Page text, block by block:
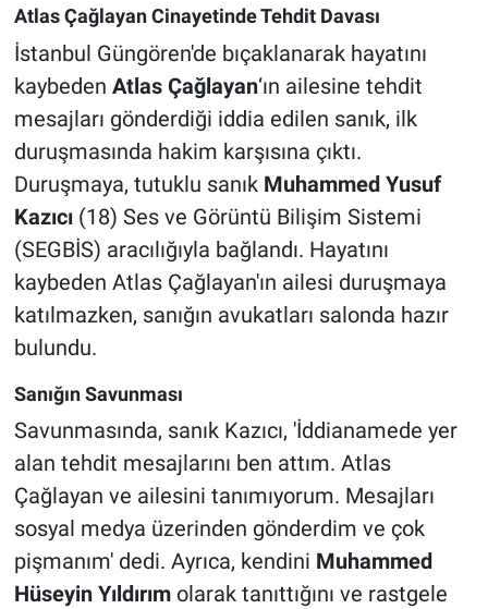
Atlas Çağlayan Cinayetinde Tehdit Davası
İstanbul Güngören'de bıçaklanarak hayatını
kaybeden Atlas Çağlayan‘ın ailesine tehdit
mesajları gönderdiği iddia edilen sanık, ilk
duruşmasında hakim karşısına çıktı.
Duruşmaya, tutuklu sanık Muhammed Yusuf
Kazıcı(18) Ses ve Görüntü Bilişim Sistemi
(SEGBİS) aracılığıyla bağlandı. Hayatını
kaybeden Atlas Çağlayan'ın ailesi duruşmaya
katılmazken, sanığın avukatları salonda hazır
bulundu.
Sanığın Savunması
Savunmasında, sanık Kazıcı, 'İddianamede yer
alan tehdit mesajlarını ben attım. Atlas
Çağlayan ve ailesini tanımıyorum. Mesajları
sosyal medya üzerinden gönderdim ve çok
pişmanım' dedi. Ayrıca, kendini Muhammed
Hüseyin Yıldırımolarak tanıttığını ve rastgele